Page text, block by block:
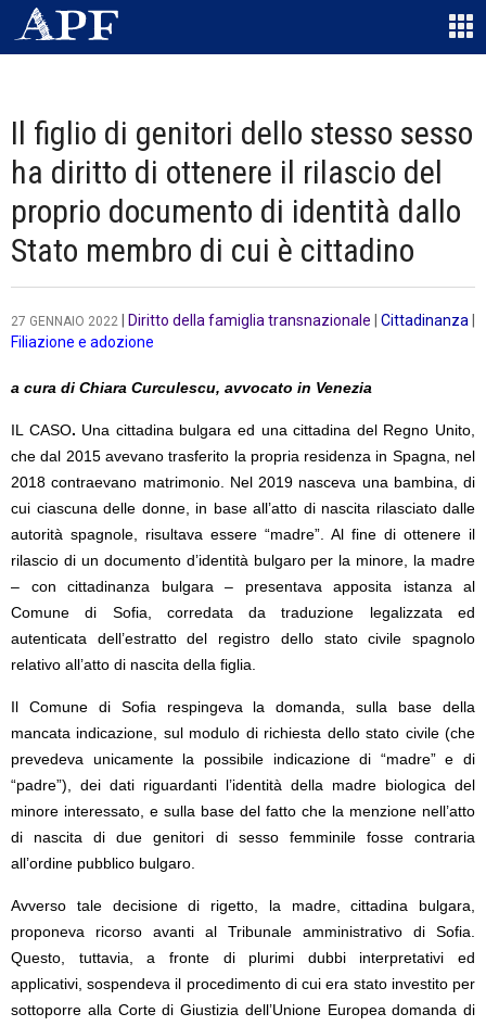
Il figlio di genitori dello stesso sesso
ha diritto di ottenere il rilascio del
proprio documento di identità dallo
Stato membro di cui è cittadino
27 GENNAIO 2022 Diritto della famiglia transnazionale Cittadinanza
Filiazione e adozione
a cura di Chiara Curculescu, avvocato in Venezia
IL CASO. Una cittadina bulgara ed una cittadina del Regno Unito,
che dal 2015 avevano trasferito la propria residenza in Spagna, nel
2018 contraevano matrimonio. Nel 2019 nasceva una bambina, di
cui ciascuna delle donne, in base all’atto di nascita rilasciato dalle
autorità spagnole, risultava essere “madre”. Al fine di ottenere il
rilascio di un documento d’identità bulgaro per la minore, la madre
– con cittadinanza bulgara – presentava apposita istanza al
Comune di Sofia, corredata da traduzione legalizzata ed
autenticata dell’estratto del registro dello stato civile spagnolo
relativo all’atto di nascita della figlia.
Il Comune di Sofia respingeva la domanda, sulla base della
mancata indicazione, sul modulo di richiesta dello stato civile (che
prevedeva unicamente la possibile indicazione di “madre” e di
“padre”), dei dati riguardanti l’identità della madre biologica del
minore interessato, e sulla base del fatto che la menzione nell’atto
di nascita di due genitori di sesso femminile fosse contraria
all’ordine pubblico bulgaro.
Avverso tale decisione di rigetto, la madre, cittadina bulgara,
proponeva ricorso avanti al Tribunale amministrativo di Sofia.
Questo, tuttavia, a fronte di plurimi dubbi interpretativi ed
applicativi, sospendeva il procedimento di cui era stato investito per
sottoporre alla Corte di Giustizia dell’Unione Europea domanda di